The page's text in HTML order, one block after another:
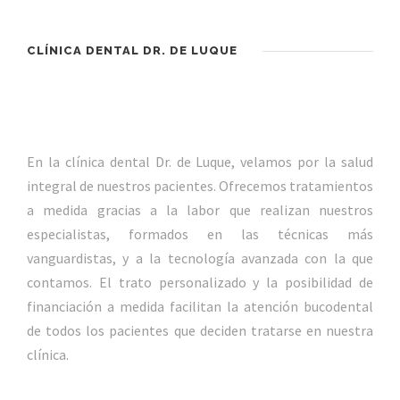
CLÍNICA DENTAL DR. DE LUQUE
En la clínica dental Dr. de Luque, velamos por la salud
integral de nuestros pacientes. Ofrecemos tratamientos
a medida gracias a la labor que realizan nuestros
especialistas, formados en las técnicas más
vanguardistas, y a la tecnología avanzada con la que
contamos. El trato personalizado y la posibilidad de
financiación a medida facilitan la atención bucodental
de todos los pacientes que deciden tratarse en nuestra
clínica.